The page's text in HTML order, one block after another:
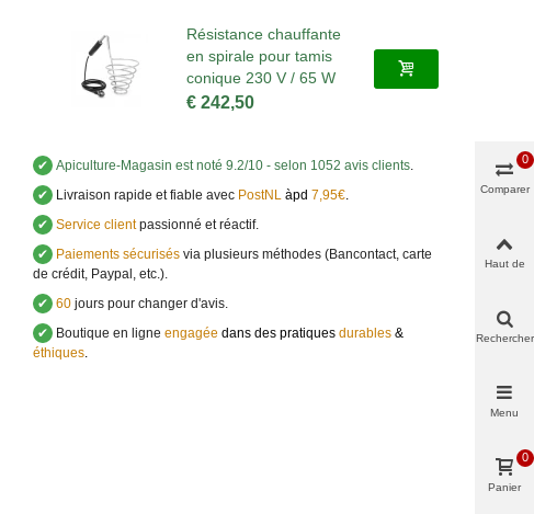
Résistance chauffante
en spirale pour tamis
conique 230 V / 65 W
€ 242,50
✔ Apiculture-Magasin est noté 9.2/10 - selon 1052 avis clients.
✔ Livraison rapide et fiable avecPostNL àpd 7,95€.
✔ Service clientpassionné et réactif.
✔ Paiements sécurisésvia plusieurs méthodes (Bancontact, carte
de crédit, Paypal, etc.).
✔ 60jours pour changer d'avis.
✔ Boutique en ligne engagée dans des pratiques durables&
éthiques.
Comparer
0
Haut de
Rechercher
Menu
Panier
0